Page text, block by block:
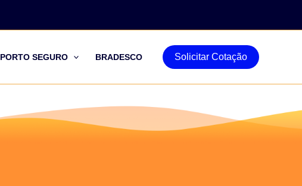
PORTO SEGURO BRADESCO Solicitar Cotação